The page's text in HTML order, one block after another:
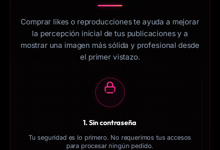
Comprar likes o reproducciones te ayuda a mejorar
la percepción inicial de tus publicaciones y a
mostrar una imagen más sólida y profesional desde
el primer vistazo.
1. Sin contraseña
Tu seguridad es lo primero. No requerimos tus accesos
para procesar ningún pedido.